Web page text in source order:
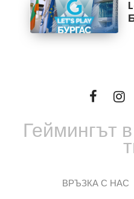
Геймингът
ВРЪЗКА С НАС